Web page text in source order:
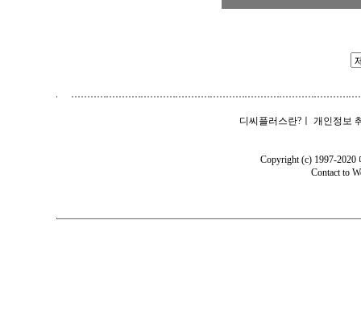
디씨플러스란? 개인정보
Copyright (c) 1997-
Contact to